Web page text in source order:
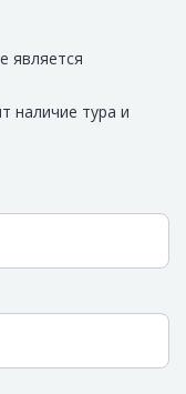
является
наличие тура и